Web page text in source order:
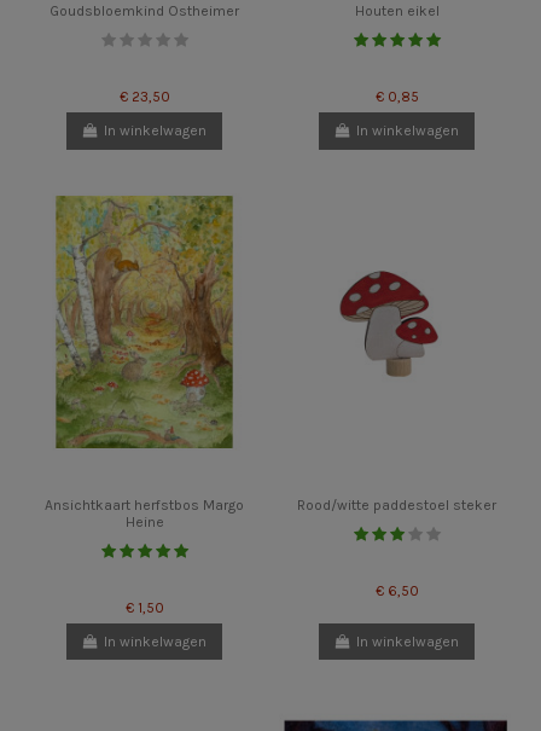
Goudsbloemkind Ostheimer
€ 23,50
In winkelwagen
Houten eikel
€ 0,85
In winkelwagen
Ansichtkaart herfstbos Margo
Heine
€ 1,50
In winkelwagen
Rood/witte paddestoel steker
€ 6,50
In winkelwagen